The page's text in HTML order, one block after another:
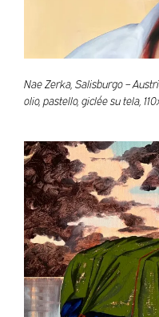
Nae Zerka, Salisburgo –
olio, pastello, giclée su tela,